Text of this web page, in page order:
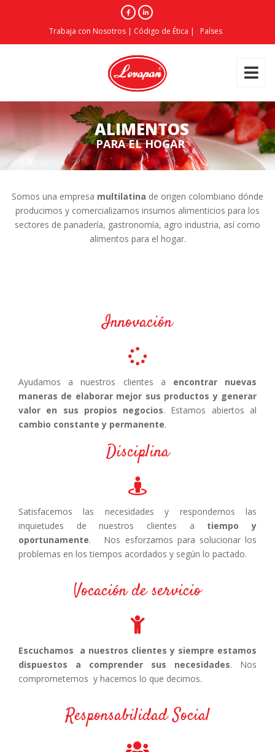
Trabaja con Nosotros | Código de Ética | Países
ALIMENTOS
PARA EL HOGAR
Somos una empresa multilatina de origen colombiano dónde
producimos y comercializamos insumos alimenticios para los
sectores de panadería, gastronomía, agro industria, así como
alimentos para el hogar.
Innovación
Ayudamos a nuestros clientes a encontrar nuevas
maneras de elaborar mejor sus productos y generar
valor en sus propios negocios. Estamos abiertos al
cambio constante y permanente.
Disciplina
Satisfacemos las necesidades y respondemos las
inquietudes de nuestros clientes a tiempo y
oportunamente. Nos esforzamos para solucionar los
problemas en los tiempos acordados y según lo pactado.
Vocación de servicio
Escuchamos a nuestros clientes y siempre estamos
dispuestos a comprender sus necesidades. Nos
comprometemos y hacemos lo que decimos.
Responsabilidad Social